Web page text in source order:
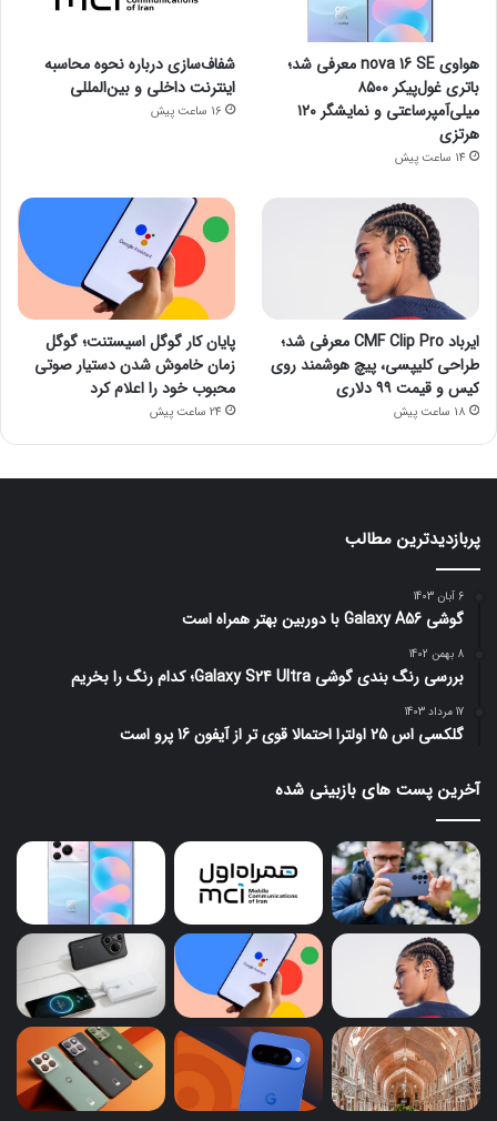
هواوی nova 16 SE معرفی شد؛
باتری غول‌پیکر ۸۵۰۰
میلی‌آمپرساعتی و نمایشگر ۱۲۰
هرتزی
14 ساعت پیش
شفاف‌سازی درباره نحوه محاسبه
اینترنت داخلی و بین‌المللی
16 ساعت پیش
ایرباد CMF Clip Pro معرفی شد؛
طراحی کلیپسی، پیچ هوشمند روی
کیس و قیمت ۹۹ دلاری
18 ساعت پیش
پایان کار گوگل اسیستنت؛ گوگل
زمان خاموش شدن دستیار صوتی
محبوب خود را اعلام کرد
24 ساعت پیش
پربازدیدترین مطالب
6 آبان 1403
گوشی Galaxy A56 با دوربین بهتر همراه است
8 بهمن 1402
بررسی رنگ بندی گوشی Galaxy S24 Ultra؛ کدام رنگ را بخریم
17 مرداد 1403
گلکسی اس 25 اولترا احتمالا قوی تر از آیفون 16 پرو است
آخرین پست های بازبینی شده